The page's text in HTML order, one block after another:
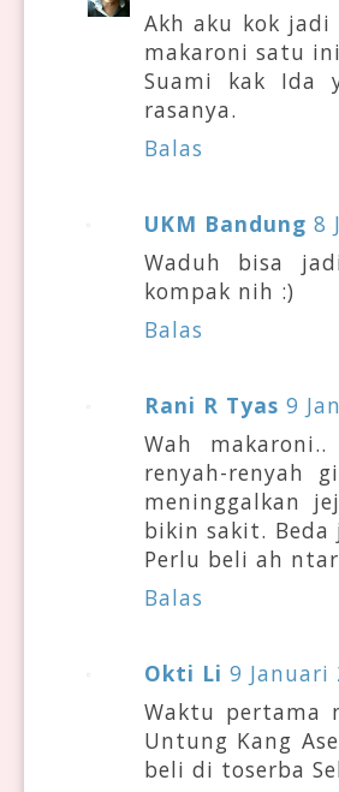
Akh aku kok
makaroni satu
Suami kak Ida
rasanya.
Balas
UKM Bandung 8
Waduh bisa
kompak nih :)
Balas
Rani R Tyas 9
Wah
renyah-renyah
meninggalkan
bikin sakit.
Perlu beli ah
Balas
Okti Li 9 Januari
Waktu pertama
Untung Kang
beli di toserba